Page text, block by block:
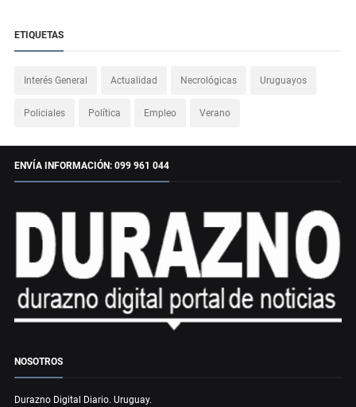
ETIQUETAS
Interés General Actualidad Necrológicas Uruguayos
Policiales Política Empleo Verano
ENVÍA INFORMACIÓN: 099 961 044
NOSOTROS
Durazno Digital Diario. Uruguay.